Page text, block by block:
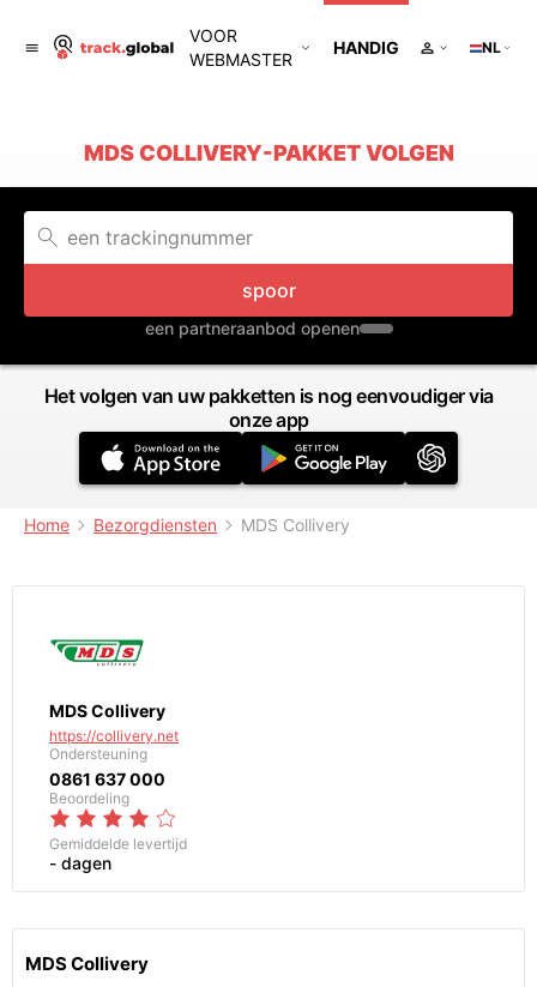
VOOR
WEBMASTER
HANDIG NL
MDS COLLIVERY-PAKKET VOLGEN
spoor
een partneraanbod openen
Het volgen van uw pakketten is nog eenvoudiger via
onze app
Home Bezorgdiensten MDS Collivery
MDS Collivery
https://collivery.net
Ondersteuning
0861 637 000
Beoordeling
Gemiddelde levertijd
- dagen
MDS Collivery